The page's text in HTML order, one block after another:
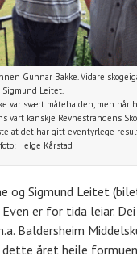
Gunnar Bakke. Vidare
Sigmund Leitet.
var svært måtehalden, men når
vart kanskje Revnestrandens
at det har gitt eventyrlege
Helge Kårstad
og Sigmund Leitet
er for tida leiar.
Baldersheim
året heile